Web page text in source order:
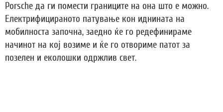
Porsche да ги помести границите на она што е можно.
Електрифицираното патување кон иднината на
мобилноста започна, заедно ќе го редефинираме
начинот на кој возиме и ќе го отвориме патот за
позелен и еколошки одржлив свет.